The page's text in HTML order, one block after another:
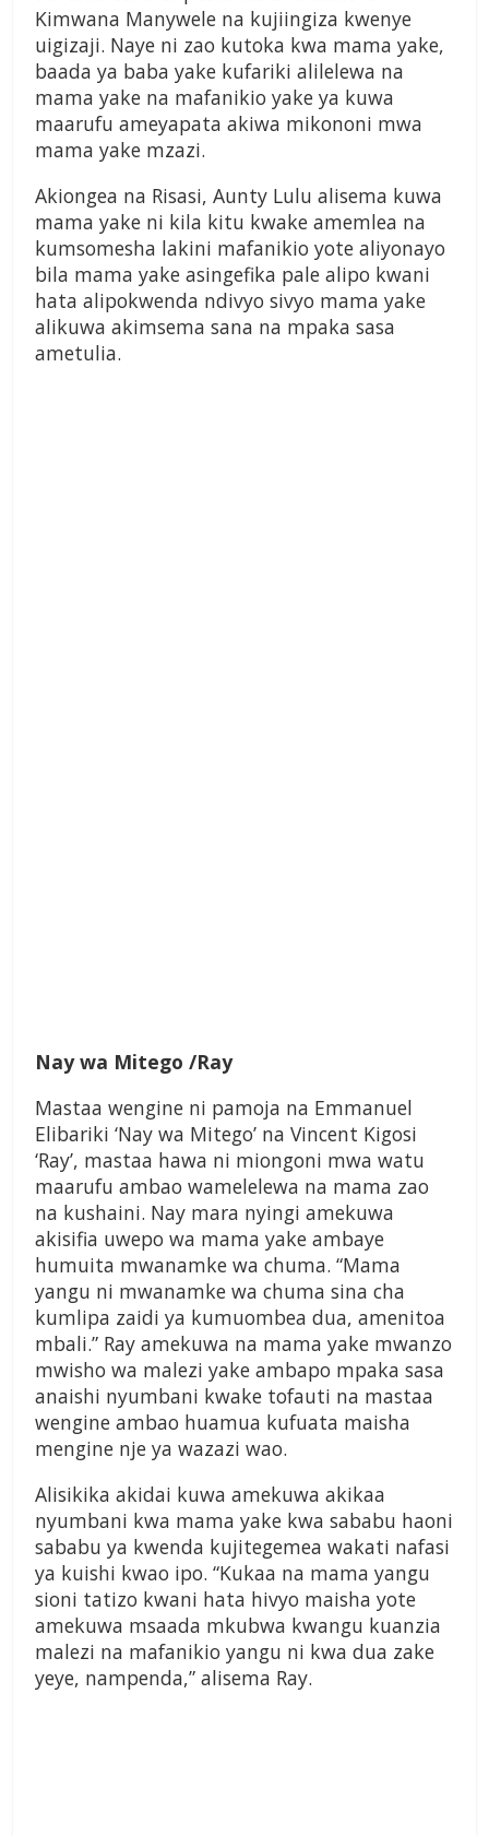
Kimwana Manywele na kujiingiza kwenye
uigizaji. Naye ni zao kutoka kwa mama yake,
baada ya baba yake kufariki alilelewa na
mama yake na mafanikio yake ya kuwa
maarufu ameyapata akiwa mikononi mwa
mama yake mzazi.
Akiongea na Risasi, Aunty Lulu alisema kuwa
mama yake ni kila kitu kwake amemlea na
kumsomesha lakini mafanikio yote aliyonayo
bila mama yake asingefika pale alipo kwani
hata alipokwenda ndivyo sivyo mama yake
alikuwa akimsema sana na mpaka sasa
ametulia.
Nay wa Mitego /Ray
Mastaa wengine ni pamoja na Emmanuel
Elibariki ‘Nay wa Mitego’ na Vincent Kigosi
‘Ray’, mastaa hawa ni miongoni mwa watu
maarufu ambao wamelelewa na mama zao
na kushaini. Nay mara nyingi amekuwa
akisifia uwepo wa mama yake ambaye
humuita mwanamke wa chuma. “Mama
yangu ni mwanamke wa chuma sina cha
kumlipa zaidi ya kumuombea dua, amenitoa
mbali.” Ray amekuwa na mama yake mwanzo
mwisho wa malezi yake ambapo mpaka sasa
anaishi nyumbani kwake tofauti na mastaa
wengine ambao huamua kufuata maisha
mengine nje ya wazazi wao.
Alisikika akidai kuwa amekuwa akikaa
nyumbani kwa mama yake kwa sababu haoni
sababu ya kwenda kujitegemea wakati nafasi
ya kuishi kwao ipo. “Kukaa na mama yangu
sioni tatizo kwani hata hivyo maisha yote
amekuwa msaada mkubwa kwangu kuanzia
malezi na mafanikio yangu ni kwa dua zake
yeye, nampenda,” alisema Ray.